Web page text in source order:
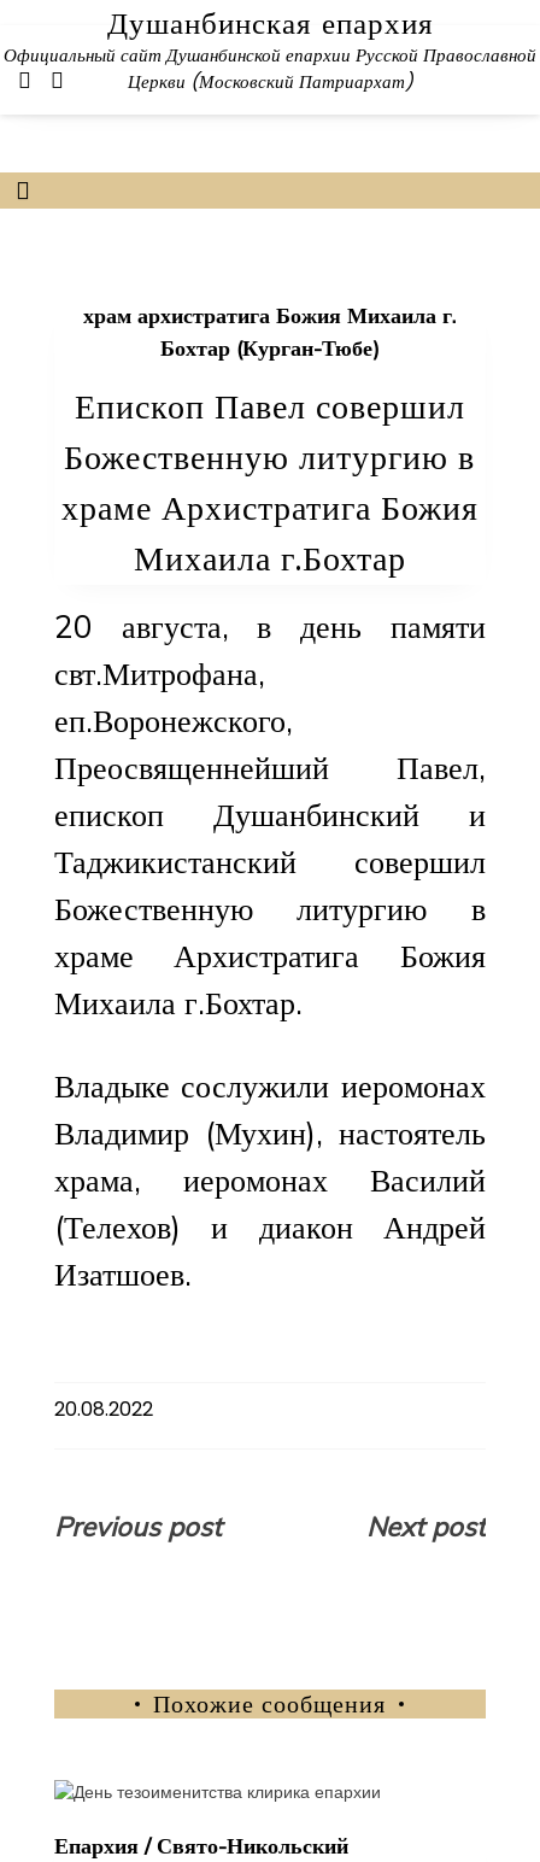
content
Душанбинская епархия
Официальный сайт Душанбинской епархии Русской Православной
Церкви (Московский Патриархат)
храм архистратига Божия Михаила г.
Бохтар (Курган-Тюбе)
Епископ Павел совершил
Божественную литургию в
храме Архистратига Божия
Михаила г.Бохтар
20 августа, в день памяти
свт.Митрофана,
еп.Воронежского,
Преосвященнейший Павел,
епископ Душанбинский и
Таджикистанский совершил
Божественную литургию в
храме Архистратига Божия
Михаила г.Бохтар.
Владыке сослужили иеромонах
Владимир (Мухин), настоятель
храма, иеромонах Василий
(Телехов) и диакон Андрей
Изатшоев.
20.08.2022
Навигация
Previous post Next post
Похожие сообщения
Епархия/Свято-Никольский